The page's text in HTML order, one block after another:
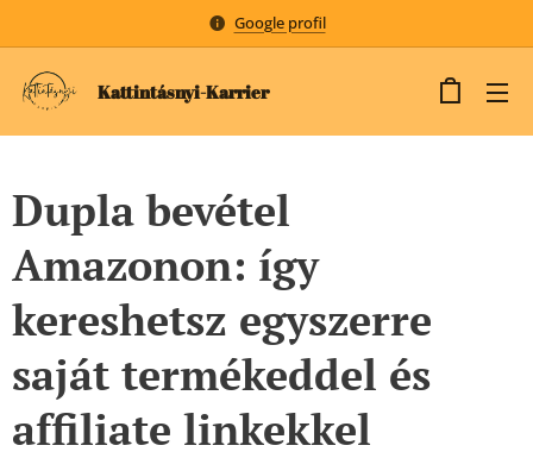
Google profil
Kattintásnyi-Karrier
Dupla bevétel
Amazonon: így
kereshetsz egyszerre
saját termékeddel és
affiliate linkekkel